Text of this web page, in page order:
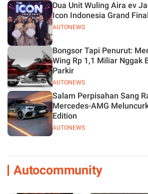
AUTONEWS
Dua Unit Wuling Aira ev
Icon Indonesia Grand
AUTONEWS
Bongsor Tapi Penurut:
Wing Rp 1,1 Miliar Nggak
Parkir
AUTONEWS
Salam Perpisahan Sang
Mercedes-AMG
Edition
Autocommunity